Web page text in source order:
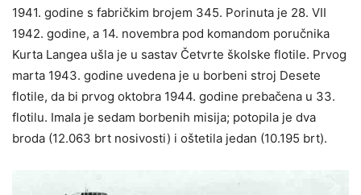
1941. godine s fabričkim brojem 345. Porinuta je 28. VII
1942. godine, a 14. novembra pod komandom poručnika
Kurta Langea ušla je u sastav Četvrte školske flotile. Prvog
marta 1943. godine uvedena je u borbeni stroj Desete
flotile, da bi prvog oktobra 1944. godine prebačena u 33.
flotilu. Imala je sedam borbenih misija; potopila je dva
broda (12.063 brt nosivosti) i oštetila jedan (10.195 brt).